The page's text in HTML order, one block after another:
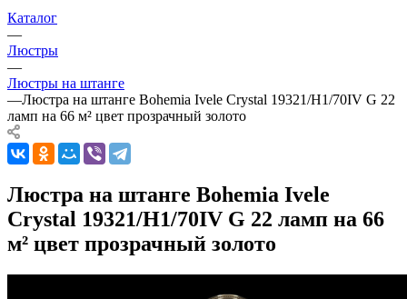
Каталог
—
Люстры
—
Люстры на штанге
—Люстра на штанге Bohemia Ivele Crystal 19321/H1/70IV G 22
ламп на 66 м² цвет прозрачный золото
Люстра на штанге Bohemia Ivele
Crystal 19321/H1/70IV G 22 ламп на 66
м² цвет прозрачный золото